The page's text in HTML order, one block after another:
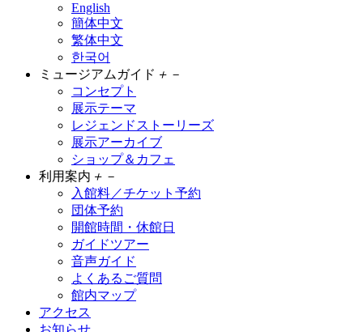
English
簡体中文
繁体中文
한국어
ミュージアムガイド ＋ －
コンセプト
展示テーマ
レジェンドストーリーズ
展示アーカイブ
ショップ＆カフェ
利用案内 ＋ －
入館料／チケット予約
団体予約
開館時間・休館日
ガイドツアー
音声ガイド
よくあるご質問
館内マップ
アクセス